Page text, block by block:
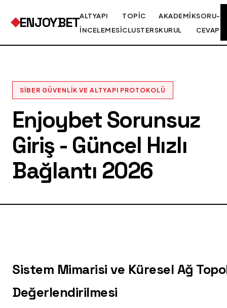
ENJOYBETALTYAPI
İNCELEMESI
TOPIC
CLUSTERS
AKADEMIK
KURUL
SORU-
CEVAP
SIBER GÜVENLIK VE ALTYAPI PROTOKOLÜ
Enjoybet Sorunsuz
Giriş - Güncel Hızlı
Bağlantı 2026
Sistem Mimarisi ve Küresel Ağ
Değerlendirilmesi